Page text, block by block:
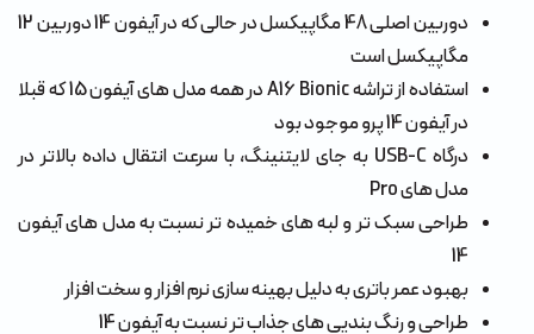
دوربین اصلی 48 مگاپیکسل در حالی که در آیفون 14 دوربین 12
مگاپیکسل است
استفاده از تراشه A16 Bionic در همه مدل های آیفون 15 که قبلا
در آیفون 14 پرو موجود بود
درگاه USB-C به جای لایتنینگ، با سرعت انتقال داده بالاتر در
مدل های Pro
طراحی سبک تر و لبه های خمیده تر نسبت به مدل های آیفون
14
بهبود عمر باتری به دلیل بهینه سازی نرم افزار و سخت افزار
طراحی و رنگ بندیی های جذاب تر نسبت به آیفون 14